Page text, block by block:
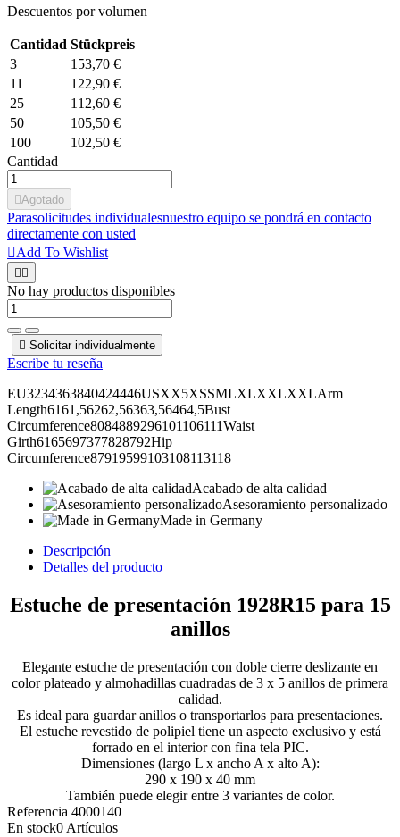
Descuentos por volumen
Cantidad Stückpreis
3
153,70 €
11
122,90 €
25
112,60 €
50
105,50 €
100
102,50 €
Cantidad
Agotado
Parasolicitudes individualesnuestro equipo se pondrá en contacto
directamente con usted
Add To Wishlist
 
No hay productos disponibles
 Solicitar individualmente
Escribe tu reseña
EU3234363840424446USXX5XSSMLXLXXLXXLArm
Length6161,56262,56363,56464,5Bust
Circumference8084889296101106111Waist
Girth6165697377828792Hip
Circumference87919599103108113118
Acabado de alta calidad
Asesoramiento personalizado
Made in Germany
Descripción
Detalles del producto
Estuche de presentación 1928R15 para 15
anillos
Elegante estuche de presentación con doble cierre deslizante en
color plateado y almohadillas cuadradas de 3 x 5 anillos de primera
calidad.
Es ideal para guardar anillos o transportarlos para presentaciones.
El estuche revestido de polipiel tiene un aspecto exclusivo y está
forrado en el interior con fina tela PIC.
Dimensiones (largo L x ancho A x alto A):
290 x 190 x 40 mm
También puede elegir entre 3 variantes de color.
Referencia 4000140
En stock0 Artículos